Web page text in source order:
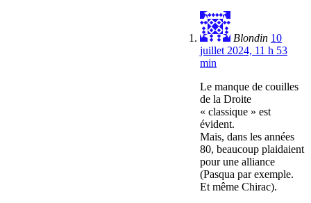
Blondin 10
juillet 2024, 11 h 53
min
Le manque de couilles
de la Droite
« classique » est
évident.
Mais, dans les années
80, beaucoup plaidaient
pour une alliance
(Pasqua par exemple.
Et même Chirac).